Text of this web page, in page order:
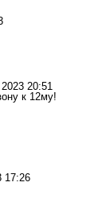
20:51
к 12му!
17:26